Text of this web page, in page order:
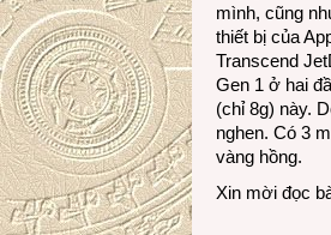
mình, cũng
thiết bị của
Transcend
Gen 1 ở hai
(chỉ 8g) này.
nghen. Có 3
vàng hồng.
Xin mời đọc